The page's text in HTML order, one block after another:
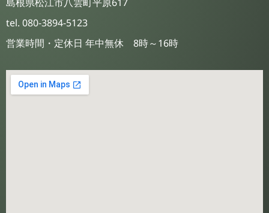
tel. 080-3894-5123
営業時間・定休日 年中無休 8時～16時